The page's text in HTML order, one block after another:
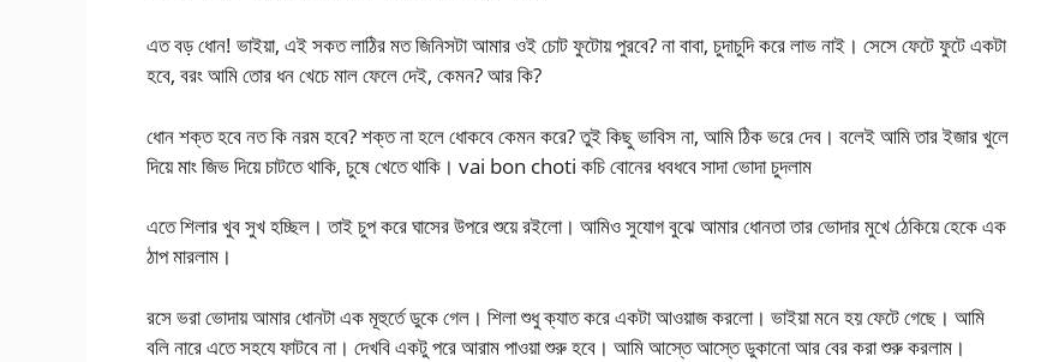
এত বড় ধোন! ভাইয়া, এই সকত লাঠির মত জিনিসটা আমার ওই চোট ফুটোয় পুরবে? না বাবা, চুদাচুদি করে লাভ নাই। সেসে ফেটে ফুটে একটা
হবে, বরং আমি তোর ধন খেচে মাল ফেলে দেই, কেমন? আর কি?
ধোন শক্ত হবে নত কি নরম হবে? শক্ত না হলে ধোকবে কেমন করে? তুই কিছু ভাবিস না, আমি ঠিক ভরে দেব। বলেই আমি তার ইজার খুলে
দিয়ে মাং জিভ দিয়ে চাটতে থাকি, চুষে খেতে থাকি। vai bon choti কচি বোনের ধবধবে সাদা ভোদা চুদলাম
এতে শিলার খুব সুখ হচ্ছিল। তাই চুপ করে ঘাসের উপরে শুয়ে রইলো। আমিও সুযোগ বুঝে আমার ধোনতা তার ভোদার মুখে ঠেকিয়ে হেকে এক
ঠাপ মারলাম।
রসে ভরা ভোদায় আমার ধোনটা এক মূহুর্তে ডুকে গেল। শিলা শুধু ক্যাত করে একটা আওয়াজ করলো। ভাইয়া মনে হয় ফেটে গেছে। আমি
বলি নারে এতে সহযে ফাটবে না। দেখবি একটু পরে আরাম পাওয়া শুরু হবে। আমি আস্তে আস্তে ডুকানো আর বের করা শুরু করলাম।